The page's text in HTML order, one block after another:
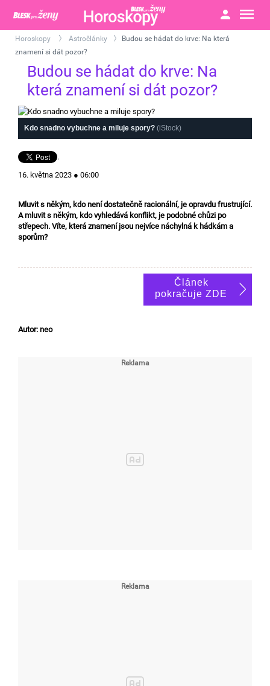
Horoskopy Astročlánky
Budou se hádat do krve: Na která
znamení si dát pozor?
Budou se hádat do krve: Na
která znamení si dát pozor?
Kdo snadno vybuchne a miluje spory? (iStock)
.
16. května 2023 ● 06:00
Mluvit s někým, kdo není dostatečně racionální, je opravdu frustrující.
A mluvit s někým, kdo vyhledává konflikt, je podobné chůzi po
střepech. Víte, která znamení jsou nejvíce náchylná k hádkám a
sporům?
Článek
pokračuje ZDE
Autor: neo